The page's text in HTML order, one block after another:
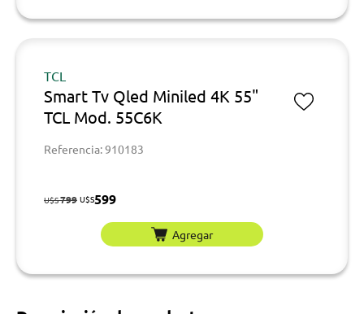
TCL
Smart Tv Qled Miniled 4K 55"
TCL Mod. 55C6K
Referencia: 910183
U$S799 U$S599
Agregar